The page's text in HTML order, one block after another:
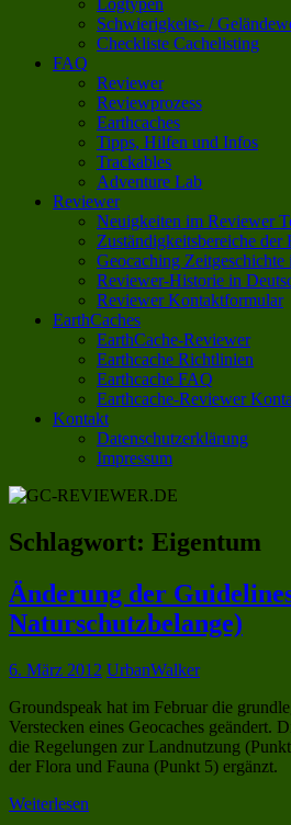
Logtypen
Schwierigkeits- /
Checkliste Cachelisting
FAQ
Reviewer
Reviewprozess
Earthcaches
Tipps, Hilfen und Infos
Trackables
Adventure Lab
Reviewer
Neuigkeiten im Reviewer
Zuständigkeitsbereiche der
Geocaching Zeitgeschichte
Reviewer-Historie in
Reviewer Kontaktformular
EarthCaches
EarthCache-Reviewer
Earthcache Richtlinien
Earthcache FAQ
Earthcache-Reviewer
Kontakt
Datenschutzerklärung
Impressum
Schlagwort: Eigentum
Änderung der
Naturschutzbelange)
6. März 2012 UrbanWalker
Groundspeak hat im Februar die
Verstecken eines Geocaches geändert.
die Regelungen zur Landnutzung
der Flora und Fauna (Punkt 5) ergänzt.
Weiterlesen